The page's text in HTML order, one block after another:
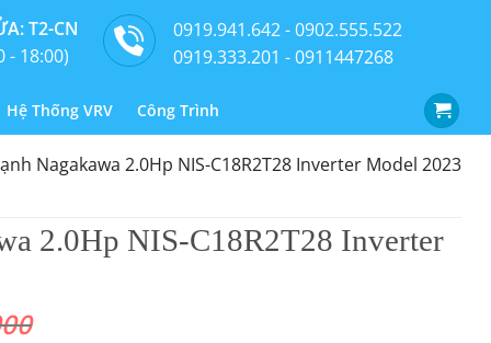
T2-CN
- 18:00)
0919.941.642 - 0902.555.522
0919.333.201 - 0911447268
Hệ Thống VRV Công Trình
Nagakawa 2.0Hp NIS-C18R2T28 Inverter Model 2023
2.0Hp NIS-C18R2T28 Inverter